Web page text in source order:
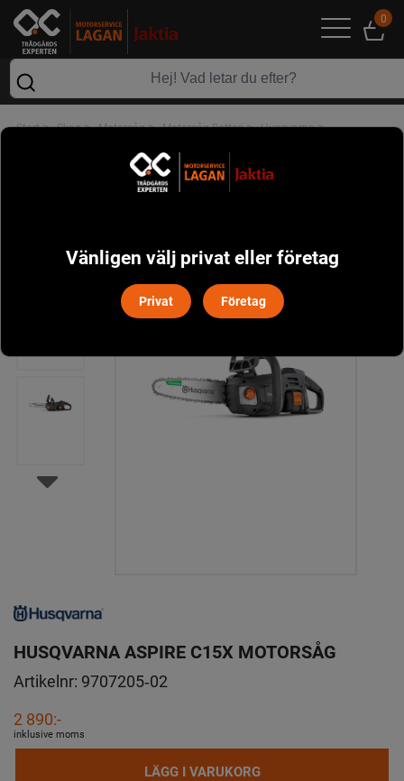
0
Start> Skog> Motorsåg> Motorsåg Batteri> Husqvarna>
HUSQVARNA ASPIRE C15X MOTORSÅG
Artikelnr: 9707205‑02
2 890:-
inklusive moms
LÄGG I VARUKORG
Vänligen välj privat eller företag
Privat Företag